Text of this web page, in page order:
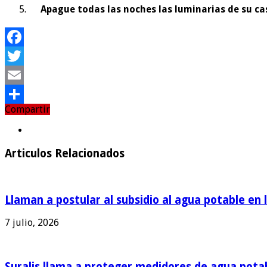
Apague todas las noches las luminarias de su
Facebook
Twitter
Email
Compartir
Compartir
Articulos Relacionados
Llaman a postular al subsidio al agua potable en
7 julio, 2026